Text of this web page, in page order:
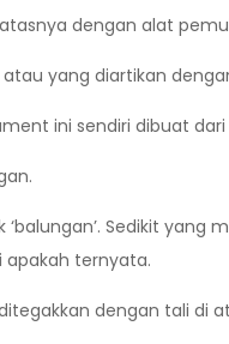
dengan alat
yang diartikan
ini sendiri dibuat
Sedikit
apakah ternyata.
dengan tali di